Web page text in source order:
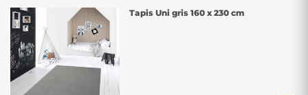
Tapis Uni gris 160 x 230 cm